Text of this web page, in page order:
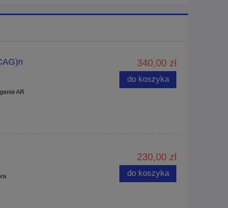
AR
340,00 zł
do koszyka
230,00 zł
do koszyka